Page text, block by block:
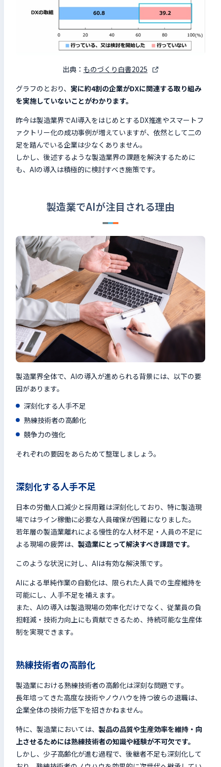
出典： ものづくり白書2025
グラフのとおり、 実に約4割の企業がDXに関連する取り組み
を実施していないことがわかります。
昨今は製造業界でAI導入をはじめとするDX推進やスマートフ
ァクトリー化の成功事例が増えていますが、依然として二の
足を踏んでいる企業は少なくありません。
しかし、後述するような製造業界の課題を解決するために
も、AIの導入は積極的に検討すべき施策です。
製造業でAIが注目される理由
製造業界全体で、AIの導入が進められる背景には、以下の要
因があります。
深刻化する人手不足
熟練技術者の高齢化
競争力の強化
それぞれの要因をあらためて整理しましょう。
深刻化する人手不足
日本の労働人口減少と採用難は深刻化しており、特に製造現
場ではライン稼働に必要な人員確保が困難になりました。
若年層の製造業離れによる慢性的な人材不足・人員の不足に
よる現場の疲弊は、 製造業にとって解決すべき課題です。
このような状況に対し、AIは有効な解決策です。
AIによる単純作業の自動化は、限られた人員での生産維持を
可能にし、人手不足を補えます。
また、AIの導入は製造現場の効率化だけでなく、従業員の負
担軽減・技術力向上にも貢献できるため、持続可能な生産体
制を実現できます。
熟練技術者の高齢化
製造業における熟練技術者の高齢化は深刻な問題です。
長年培ってきた高度な技術やノウハウを持つ彼らの退職は、
企業全体の技術力低下を招きかねません。
特に、製造業においては、 製品の品質や生産効率を維持・向
上させるためには熟練技術者の知識や経験が不可欠です。
しかし、少子高齢化が進む過程で、後継者不足も深刻化して